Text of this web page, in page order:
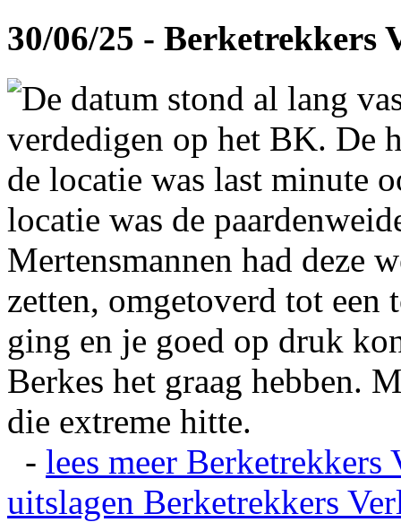
30/06/25 - Berketrekkers
De datum stond al lang
verdedigen op het BK. De
de locatie was last minute
locatie was de
Mertensmannen had deze
zetten, omgetoverd tot
ging en je goed op druk
Berkes het graag hebben.
die extreme hitte.
- lees meer Berketrekkers
uitslagen Berketrekkers